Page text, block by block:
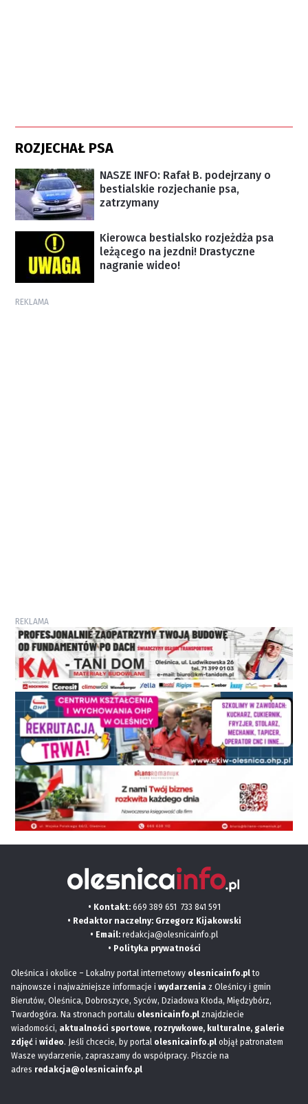
ROZJECHAŁ PSA
NASZE INFO: Rafał B. podejrzany o
bestialskie rozjechanie psa,
zatrzymany
Kierowca bestialsko rozjeżdża psa
leżącego na jezdni! Drastyczne
nagranie wideo!
REKLAMA
REKLAMA
• Kontakt: 669 389 651 733 841 591
• Redaktor naczelny: Grzegorz Kijakowski
• Email: redakcja@olesnicainfo.pl
• Polityka prywatności
Oleśnica i okolice – Lokalny portal internetowy olesnicainfo.plto
najnowsze i najważniejsze informacje i wydarzenia z Oleśnicy i gmin
Bierutów, Oleśnica, Dobroszyce, Syców, Dziadowa Kłoda, Międzybórz,
Twardogóra. Na stronach portalu olesnicainfo.pl znajdziecie
wiadomości, aktualności sportowe, rozrywkowe, kulturalne, galerie
zdjęć i wideo. Jeśli chcecie, by portal olesnicainfo.pl objął patronatem
Wasze wydarzenie, zapraszamy do współpracy. Piszcie na
adres redakcja@olesnicainfo.pl